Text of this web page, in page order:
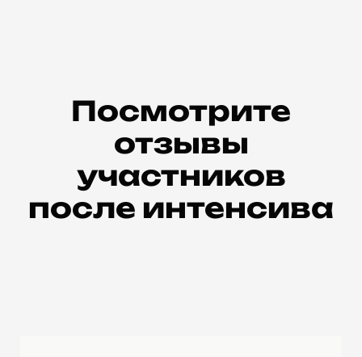
Посмотрите
отзывы
участников
после интенсива